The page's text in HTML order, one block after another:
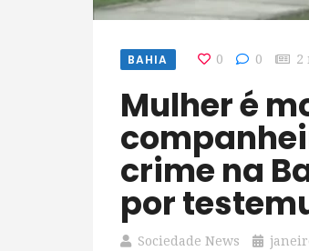
BAHIA 0 0 2
Mulher é morta a facadas e ex-
crime na
por
Sociedade News